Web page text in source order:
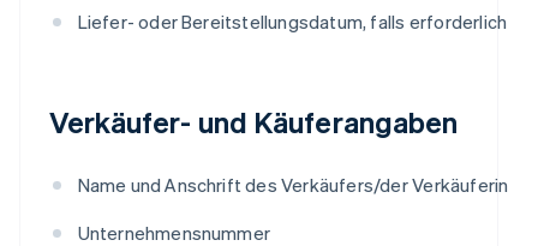
Liefer- oder Bereitstellungsdatum, falls erforderlich
Verkäufer- und Käuferangaben
Name und Anschrift des Verkäufers/der Verkäuferin
Unternehmensnummer